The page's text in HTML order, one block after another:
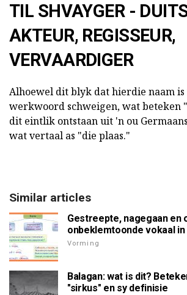
TIL SHVAYGER -
AKTEUR, REGISSEUR,
VERVAARDIGER
Alhoewel dit blyk dat hierdie naam
werkwoord schweigen, wat beteken
dit eintlik ontstaan uit 'n ou
wat vertaal as "die plaas."
Similar articles
Gestreepte, nagegaan en
onbeklemtoonde vokaal
Vorming
Balagan: wat is dit?
"sirkus" en sy definisie